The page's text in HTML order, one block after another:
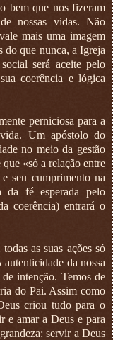
bem que nos fizeram
nossas vidas. Não
mais uma imagem
que nunca, a Igreja
será aceite pelo
coerência e lógica
perniciosa para a
Um apóstolo do
no meio da gestão
«só a relação entre
seu cumprimento na
da fé esperada pelo
coerência) entrará o
as suas ações só
da nossa
intenção. Temos de
do Pai. Assim como
criou tudo para o
e amar a Deus e para
servir a Deus